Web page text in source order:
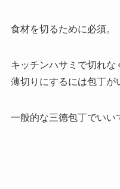
食材を切るために必須。
キッチンハサミで切れ
薄切りにするには包丁が
一般的な三徳包丁でいい